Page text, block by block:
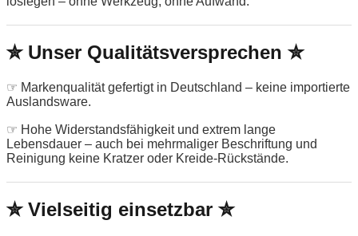
✮ Unser Qualitätsversprechen ✮
☞ Markenqualität gefertigt in Deutschland – keine importierte
Auslandsware.
☞ Hohe Widerstandsfähigkeit und extrem lange
Lebensdauer – auch bei mehrmaliger Beschriftung und
Reinigung keine Kratzer oder Kreide-Rückstände.
✮ Vielseitig einsetzbar ✮